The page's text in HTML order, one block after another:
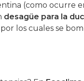
(como ocurre
desagüe para la
por los cuales se